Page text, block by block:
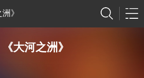
》
《大河之洲》